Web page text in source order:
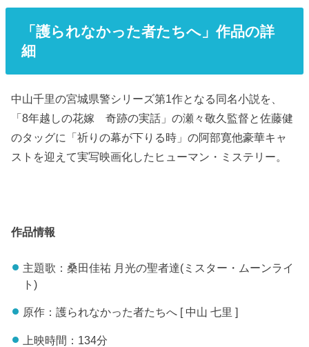
「護られなかった者たちへ」作品の詳
細
中山千里の宮城県警シリーズ第1作となる同名小説を、
「8年越しの花嫁 奇跡の実話」の瀬々敬久監督と佐藤健
のタッグに「祈りの幕が下りる時」の阿部寛他豪華キャ
ストを迎えて実写映画化したヒューマン・ミステリー。
作品情報
主題歌：桑田佳祐 月光の聖者達(ミスター・ムーンライ
ト)
原作：護られなかった者たちへ [ 中山 七里 ]
上映時間：134分